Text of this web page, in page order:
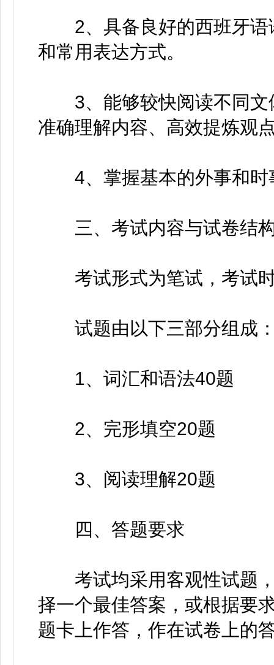
2、具备良好的西班牙语
和常用表达方式。
3、能够较快阅读不同文
准确理解内容、高效提炼观
4、掌握基本的外事和时
三、考试内容与试卷结
考试形式为笔试，考试时
试题由以下三部分组成
1、词汇和语法40题
2、完形填空20题
3、阅读理解20题
四、答题要求
考试均采用客观性试题，
择一个最佳答案，或根据要
题卡上作答，作在试卷上的